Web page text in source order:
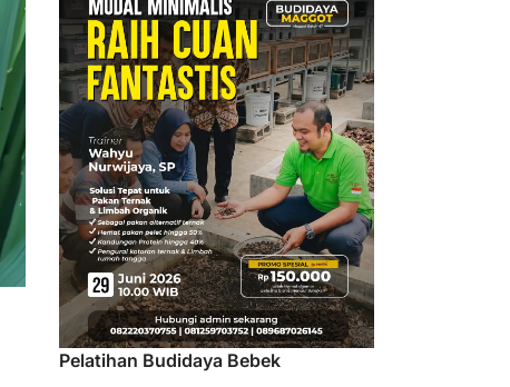
Pelatihan Budidaya Bebek